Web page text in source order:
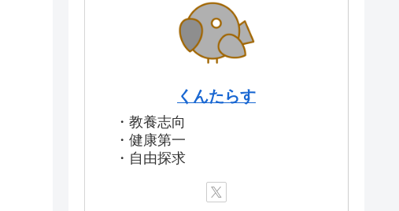
くんたらす
・教養志向
・健康第一
・自由探求